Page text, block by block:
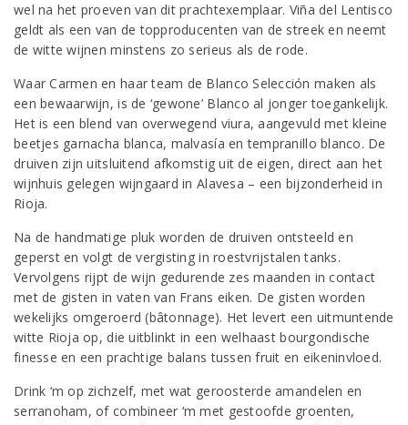
wel na het proeven van dit prachtexemplaar. Viña del Lentisco
geldt als een van de topproducenten van de streek en neemt
de witte wijnen minstens zo serieus als de rode.
Waar Carmen en haar team de Blanco Selección maken als
een bewaarwijn, is de ‘gewone’ Blanco al jonger toegankelijk.
Het is een blend van overwegend viura, aangevuld met kleine
beetjes garnacha blanca, malvasía en tempranillo blanco. De
druiven zijn uitsluitend afkomstig uit de eigen, direct aan het
wijnhuis gelegen wijngaard in Alavesa – een bijzonderheid in
Rioja.
Na de handmatige pluk worden de druiven ontsteeld en
geperst en volgt de vergisting in roestvrijstalen tanks.
Vervolgens rijpt de wijn gedurende zes maanden in contact
met de gisten in vaten van Frans eiken. De gisten worden
wekelijks omgeroerd (bâtonnage). Het levert een uitmuntende
witte Rioja op, die uitblinkt in een welhaast bourgondische
finesse en een prachtige balans tussen fruit en eikeninvloed.
Drink ‘m op zichzelf, met wat geroosterde amandelen en
serranoham, of combineer ‘m met gestoofde groenten,